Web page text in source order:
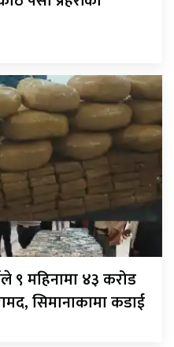
९ महिनामा ४३ करोड
सिमानाकामा कडाई